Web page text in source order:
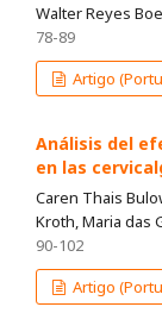
Walter Reyes
78-89
Artigo
Análisis del
en las
Caren Thais
Kroth, Maria das
90-102
Artigo